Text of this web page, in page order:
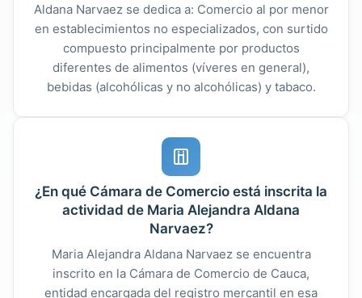
Aldana Narvaez se dedica a: Comercio al por menor
en establecimientos no especializados, con surtido
compuesto principalmente por productos
diferentes de alimentos (víveres en general),
bebidas (alcohólicas y no alcohólicas) y tabaco.
¿En qué Cámara de Comercio está inscrita la
actividad de Maria Alejandra Aldana
Narvaez?
Maria Alejandra Aldana Narvaez se encuentra
inscrito en la Cámara de Comercio de Cauca,
entidad encargada del registro mercantil en esa